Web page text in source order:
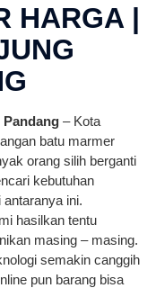
HARGA |
– Kota
batu marmer
orang silih berganti
kebutuhan
ini.
hasilkan tentu
masing – masing.
semakin canggih
pun barang bisa